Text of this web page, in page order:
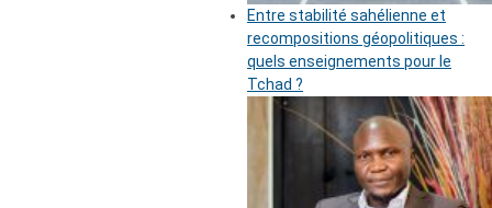
Entre stabilité sahélienne et
recompositions géopolitiques :
quels enseignements pour le
Tchad ?